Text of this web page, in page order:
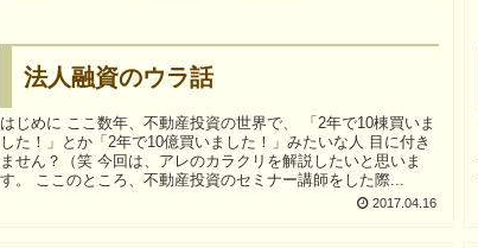
法人融資のウラ話
はじめに ここ数年、不動産投資の世界で、 「2年で10棟買いま
した！」とか「2年で10億買いました！」みたいな人 目に付き
ません？（笑 今回は、アレのカラクリを解説したいと思いま
す。 ここのところ、不動産投資のセミナー講師をした際...
2017.04.16